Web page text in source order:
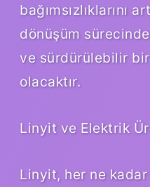
bağımsızlıklarını
dönüşüm
ve sürdürülebilir
olacaktır.
Linyit ve Elektrik
Linyit, her ne